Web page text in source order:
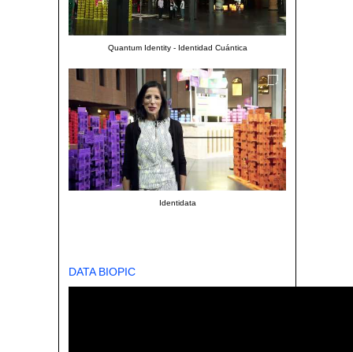
Quantum Identity - Identidad Cuántica
Identidata
DATA BIOPIC